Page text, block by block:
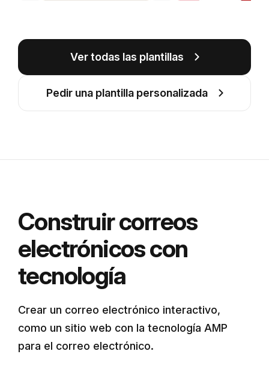
Ver todas las plantillas
Pedir una plantilla personalizada
Construir correos
electrónicos con
tecnología
Crear un correo electrónico interactivo,
como un sitio web con la tecnología AMP
para el correo electrónico.